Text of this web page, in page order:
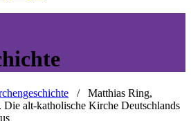
/ Matthias Ring,
Die alt-katholische Kirche Deutschlands